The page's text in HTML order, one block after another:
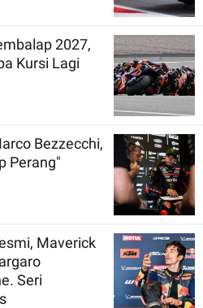
2027,
Kursi Lagi
Bezzecchi,
Perang"
Maverick
Seri